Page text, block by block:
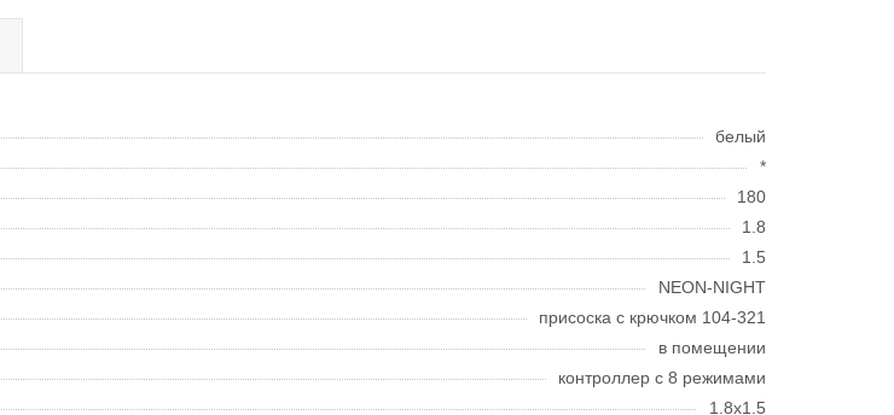
белый
*
180
1.8
1.5
NEON-NIGHT
присоска с крючком 104-321
в помещении
контроллер с 8 режимами
1.8x1.5